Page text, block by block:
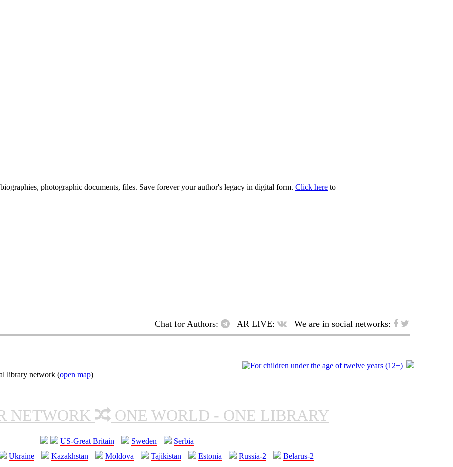
photographic documents, files. Save forever your author's legacy in digital form. Click here to
Chat for Authors: AR LIVE: We are in social networks:
library network (open map)
NETWORK ONE WORLD - ONE LIBRARY
US-Great Britain Sweden
Serbia
Ukraine Kazakhstan Moldova Tajikistan Estonia Russia-2 Belarus-2